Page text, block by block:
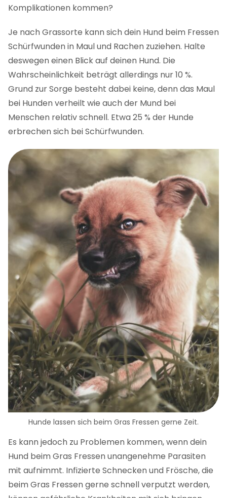
Komplikationen kommen?
Je nach Grassorte kann sich dein Hund beim Fressen
Schürfwunden in Maul und Rachen zuziehen. Halte
deswegen einen Blick auf deinen Hund. Die
Wahrscheinlichkeit beträgt allerdings nur 10 %.
Grund zur Sorge besteht dabei keine, denn das Maul
bei Hunden verheilt wie auch der Mund bei
Menschen relativ schnell. Etwa 25 % der Hunde
erbrechen sich bei Schürfwunden.
Hunde lassen sich beim Gras Fressen gerne Zeit.
Es kann jedoch zu Problemen kommen, wenn dein
Hund beim Gras Fressen unangenehme Parasiten
mit aufnimmt. Infizierte Schnecken und Frösche, die
beim Gras Fressen gerne schnell verputzt werden,